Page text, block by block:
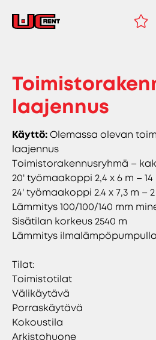
laajennus
Käyttö:Olemassa olevan
laajennus
Toimistorakennusryhmä –
20' työmaakoppi 2,4 x 6 m – 14
24' työmaakoppi 2.4 x 7,3 m –
Lämmitys 100/100/140 mm
Sisätilan korkeus 2540 m
Lämmitys ilmalämpöpumpulla
Tilat:
Toimistotilat
Välikäytävä
Porraskäytävä
Kokoustila
Arkistohuone